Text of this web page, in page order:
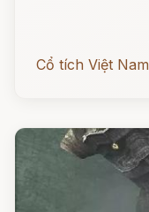
Cổ tích Việt Nam